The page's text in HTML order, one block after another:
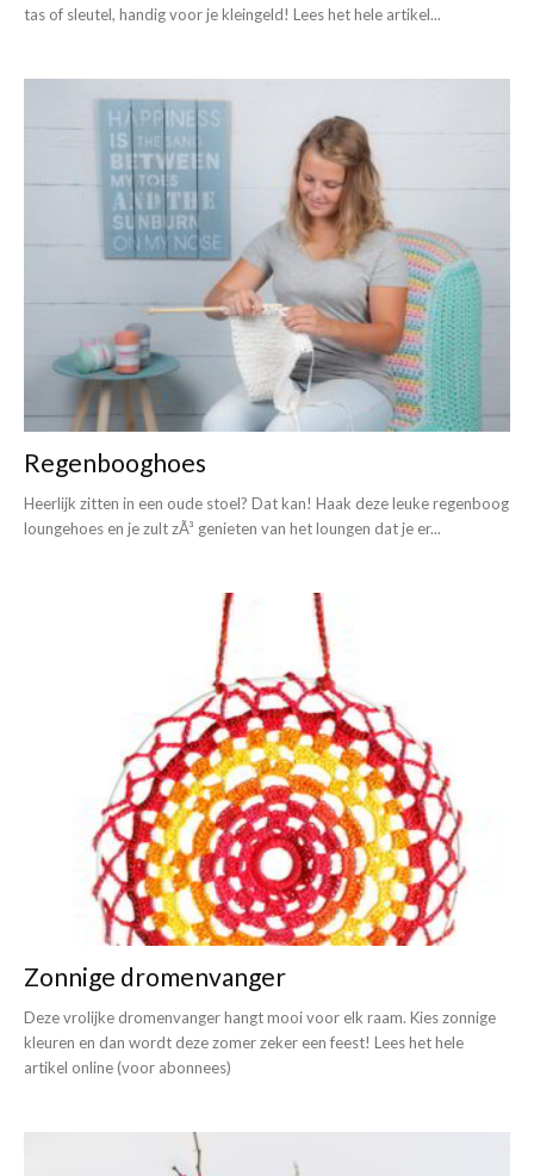
tas of sleutel, handig voor je kleingeld! Lees het hele artikel...
Regenbooghoes
Heerlijk zitten in een oude stoel? Dat kan! Haak deze leuke regenboog
loungehoes en je zult zÃ³ genieten van het loungen dat je er...
Zonnige dromenvanger
Deze vrolijke dromenvanger hangt mooi voor elk raam. Kies zonnige
kleuren en dan wordt deze zomer zeker een feest! Lees het hele
artikel online (voor abonnees)